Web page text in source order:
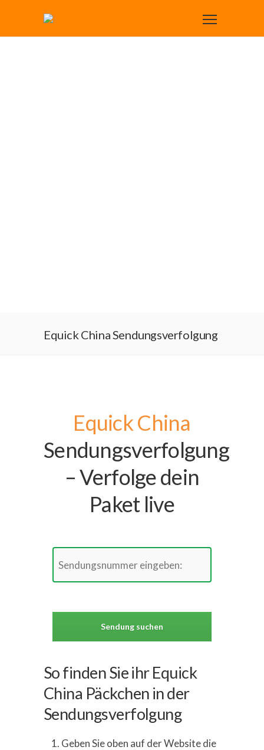
Equick China Sendungsverfolgung
Equick China
Sendungsverfolgung
– Verfolge dein
Paket live
So finden Sie ihr Equick
China Päckchen in der
Sendungsverfolgung
Geben Sie oben auf der Website die